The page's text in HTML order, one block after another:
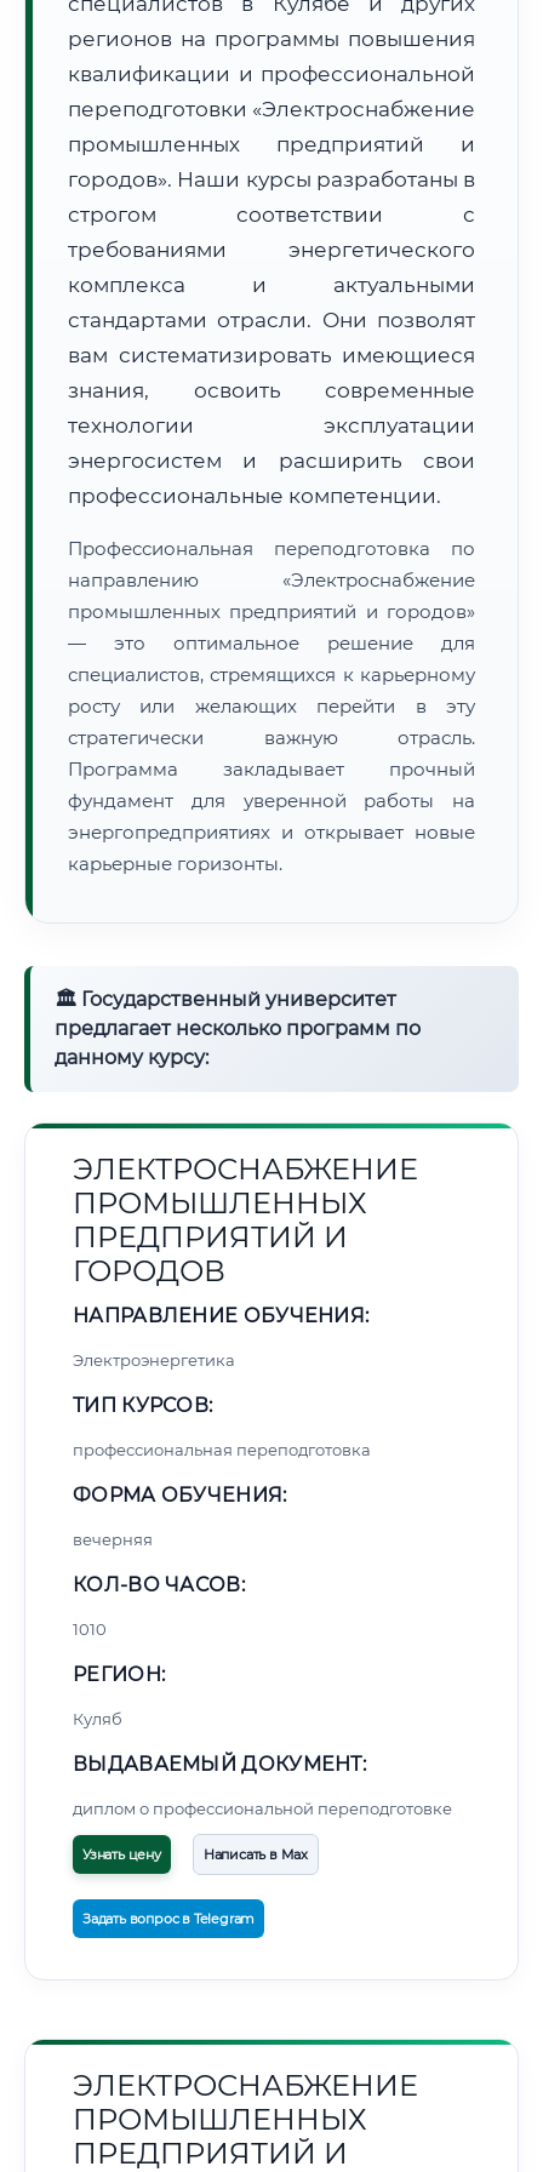
Расчет логистики оригиналов:
• Маршрут транзита: ~2 146 км
📜 Документы и аккредитация
регионов на программы повышения
квалификации и профессиональной
переподготовки «Электроснабжение
промышленных предприятий и
городов». Наши курсы разработаны в
строгом соответствии с
требованиями энергетического
комплекса и актуальными
стандартами отрасли. Они позволят
вам систематизировать имеющиеся
знания, освоить современные
технологии эксплуатации
энергосистем и расширить свои
профессиональные компетенции.
Профессиональная переподготовка по
направлению «Электроснабжение
промышленных предприятий и городов»
— это оптимальное решение для
специалистов, стремящихся к карьерному
росту или желающих перейти в эту
стратегически важную отрасль.
Программа закладывает прочный
фундамент для уверенной работы на
энергопредприятиях и открывает новые
карьерные горизонты.
🏛 Государственный университет
предлагает несколько программ по
данному курсу:
ЭЛЕКТРОСНАБЖЕНИЕ
ПРОМЫШЛЕННЫХ
ПРЕДПРИЯТИЙ И
ГОРОДОВ
НАПРАВЛЕНИЕ ОБУЧЕНИЯ:
Электроэнергетика
ТИП КУРСОВ:
профессиональная переподготовка
ФОРМА ОБУЧЕНИЯ:
вечерняя
КОЛ-ВО ЧАСОВ:
1010
РЕГИОН:
Куляб
ВЫДАВАЕМЫЙ ДОКУМЕНТ:
диплом о профессиональной переподготовке
Узнать цену Написать в Max
Задать вопрос в Telegram
ЭЛЕКТРОСНАБЖЕНИЕ
ПРОМЫШЛЕННЫХ
ПРЕДПРИЯТИЙ И